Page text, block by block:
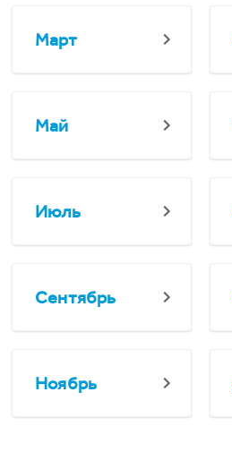
Март
Май
Июль
Сентябрь
Ноябрь